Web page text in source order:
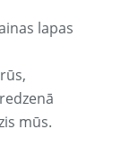
lapas
mūs.